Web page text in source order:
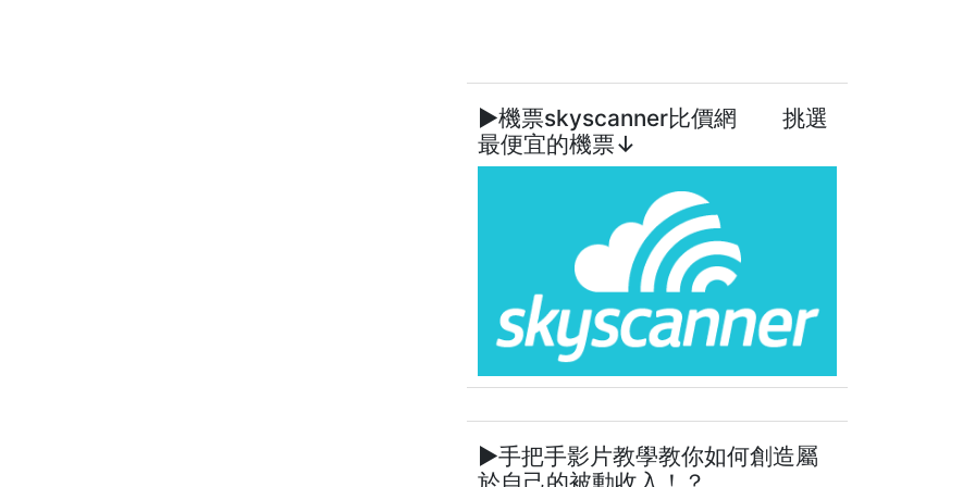
►機票skyscanner比價網 挑選
最便宜的機票↓
►手把手影片教學教你如何創造屬
於自己的被動收入！？